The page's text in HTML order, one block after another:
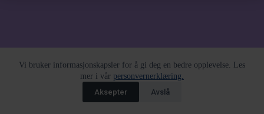
Vi bruker informasjonskapsler for å gi deg en bedre opplevelse. Les
mer i vår personvernerklæring.
Aksepter
Avslå